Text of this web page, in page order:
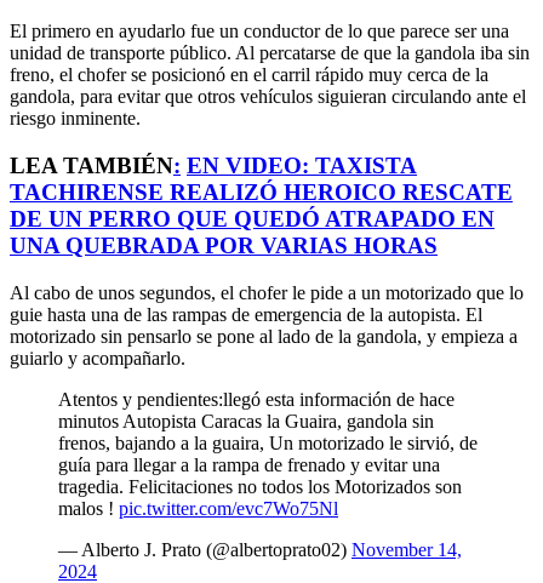
El primero en ayudarlo fue un conductor de lo que parece ser una
unidad de transporte público. Al percatarse de que la gandola iba sin
freno, el chofer se posicionó en el carril rápido muy cerca de la
gandola, para evitar que otros vehículos siguieran circulando ante el
riesgo inminente.
LEA TAMBIÉN: EN VIDEO: TAXISTA
TACHIRENSE REALIZÓ HEROICO RESCATE
DE UN PERRO QUE QUEDÓ ATRAPADO EN
UNA QUEBRADA POR VARIAS HORAS
Al cabo de unos segundos, el chofer le pide a un motorizado que lo
guie hasta una de las rampas de emergencia de la autopista. El
motorizado sin pensarlo se pone al lado de la gandola, y empieza a
guiarlo y acompañarlo.
Atentos y pendientes:llegó esta información de hace
minutos Autopista Caracas la Guaira, gandola sin
frenos, bajando a la guaira, Un motorizado le sirvió, de
guía para llegar a la rampa de frenado y evitar una
tragedia. Felicitaciones no todos los Motorizados son
malos ! pic.twitter.com/evc7Wo75Nl
— Alberto J. Prato (@albertoprato02) November 14,
2024